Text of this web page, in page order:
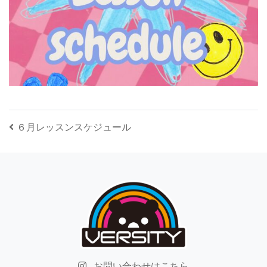
投稿ナビゲーション
６月レッスンスケジュール